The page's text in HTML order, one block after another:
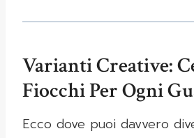
Varianti Creative:
Fiocchi Per Ogni
Ecco dove puoi davvero